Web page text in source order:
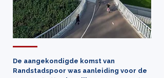
De aangekondigde komst van
Randstadspoor was aanleiding voor de